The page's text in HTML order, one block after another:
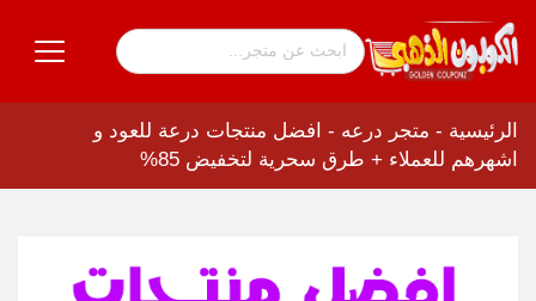
الرئيسية - متجر درعه - افضل منتجات درعة للعود و
اشهرهم للعملاء + طرق سحرية لتخفيض 85%